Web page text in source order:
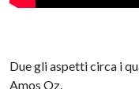
Due gli aspetti circa i
Amos Oz.